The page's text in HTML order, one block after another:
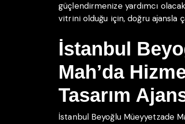
güçlendirmenize yardımcı
vitrini olduğu için, doğru ajansla
İstanbul
Mah’da
Tasarım
İstanbul Beyoğlu Müeyyetzade